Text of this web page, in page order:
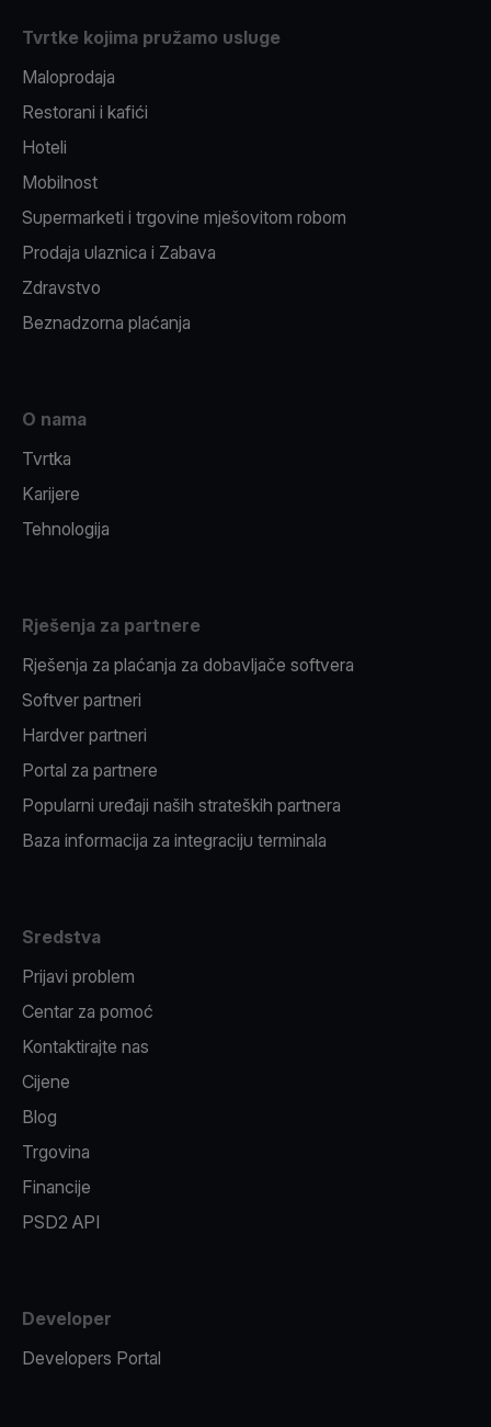
Tvrtke kojima pružamo usluge
Maloprodaja
Restorani i kafići
Hoteli
Mobilnost
Supermarketi i trgovine mješovitom robom
Prodaja ulaznica i Zabava
Zdravstvo
Beznadzorna plaćanja
O nama
Tvrtka
Karijere
Tehnologija
Rješenja za partnere
Rješenja za plaćanja za dobavljače softvera
Softver partneri
Hardver partneri
Portal za partnere
Popularni uređaji naših strateških partnera
Baza informacija za integraciju terminala
Sredstva
Prijavi problem
Centar za pomoć
Kontaktirajte nas
Cijene
Blog
Trgovina
Financije
PSD2 API
Developer
Developers Portal